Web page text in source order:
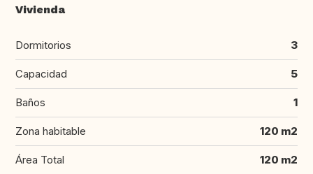
Vivienda
Dormitorios 3
Capacidad 5
Baños 1
Zona habitable 120 m2
Área Total 120 m2